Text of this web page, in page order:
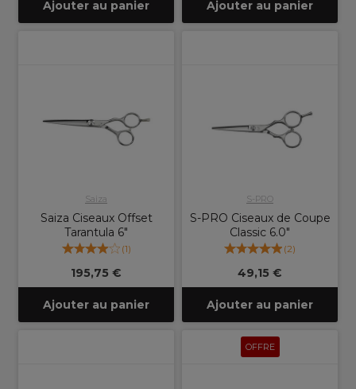
Ajouter au panier Ajouter au panier
Saiza
Saiza Ciseaux Offset
Tarantula 6"
(1)
195,75 €
Ajouter au panier
S-PRO
S-PRO Ciseaux de Coupe
Classic 6.0"
(2)
49,15 €
Ajouter au panier
OFFRE